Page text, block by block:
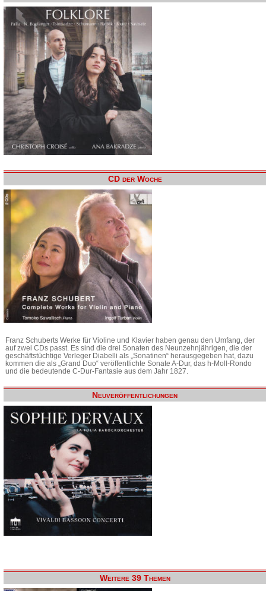
CD der Woche
Franz Schuberts Werke für Violine und Klavier haben genau den Umfang, der
auf zwei CDs passt. Es sind die drei Sonaten des Neunzehnjährigen, die der
geschäftstüchtige Verleger Diabelli als „Sonatinen“ herausgegeben hat, dazu
kommen die als „Grand Duo“ veröffentlichte Sonate A-Dur, das h-Moll-Rondo
und die bedeutende C-Dur-Fantasie aus dem Jahr 1827.
Neuveröffentlichungen
Weitere 39 Themen